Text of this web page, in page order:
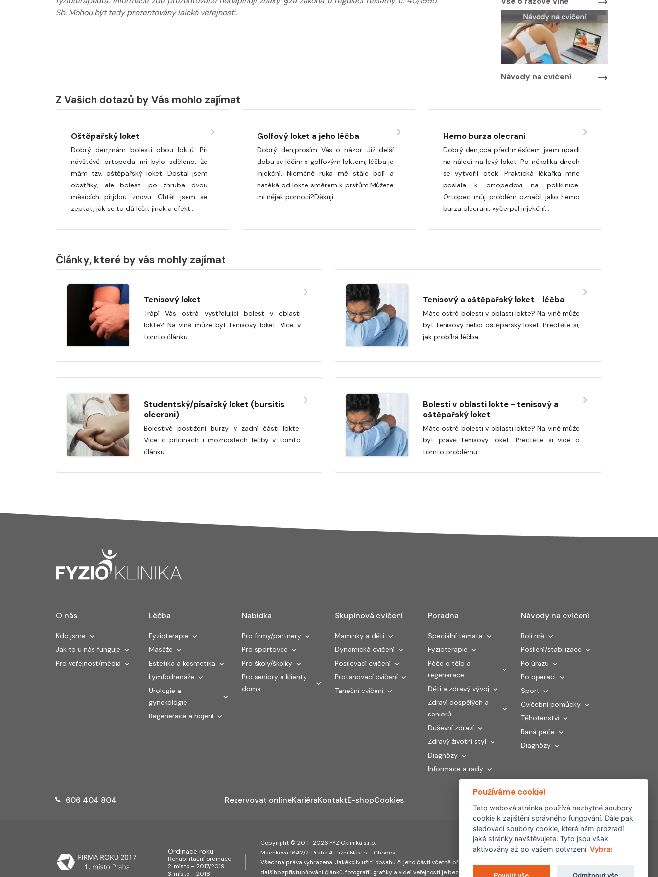
Sb. Mohou být tedy prezentovány laické veřejnosti.
Návody na cvičení
Z Vašich dotazů by Vás mohlo zajímat
Oštěpařský loket
Dobrý den,mám bolesti obou loktů. Při
návštěvě ortopeda mi bylo sděleno, že
mám tzv. oštěpařský loket. Dostal jsem
obstřiky, ale bolesti po zhruba dvou
měsících přijdou znovu. Chtěl jsem se
zeptat, jak se to dá léčit jinak a efekt…
Golfový loket a jeho léčba
Dobrý den,prosím Vás o názor. Již delší
dobu se léčím s golfovým loktem, léčba je
injekční. Nicméně ruka mě stále bolí a
natéká od lokte směrem k prstům.Můžete
mi nějak pomoci?Děkuji.
Hemo burza olecrani
Dobrý den,cca před měsícem jsem upadl
na náledí na levý loket. Po několika dnech
se vytvořil otok. Praktická lékařka mne
poslala k ortopedovi na poliklinice.
Ortoped můj problém označil jako hemo
burza olecrani, vyčerpal injekční…
Články, které by vás mohly zajímat
Tenisový loket
Trápí Vás ostrá vystřelující bolest v oblasti
lokte? Na vině může být tenisový loket. Více v
tomto článku.
Tenisový a oštěpařský loket - léčba
Máte ostré bolesti v oblasti lokte? Na vině může
být tenisový nebo oštěpařský loket. Přečtěte si,
jak probíhá léčba.
Studentský/písařský loket (bursitis
olecrani)
Bolestivé postižení burzy v zadní části lokte.
Více o příčinách i možnostech léčby v tomto
článku.
Bolesti v oblasti lokte - tenisový a
oštěpařský loket
Máte ostré bolesti v oblasti lokte? Na vině může
být právě tenisový loket. Přečtěte si více o
tomto problému.
O nás
Kdo jsme
Jak to u nás funguje
Pro veřejnost/média
Léčba
Fyzioterapie
Masáže
Estetika a kosmetika
Lymfodrenáže
Urologie a
gynekologie
Regenerace a hojení
Nabídka
Pro firmy/partnery
Pro sportovce
Pro školy/školky
Pro seniory a klienty
doma
Skupinová cvičení
Maminky a děti
Dynamická cvičení
Posilovací cvičení
Protahovací cvičení
Taneční cvičení
Poradna
Speciální témata
Fyzioterapie
Péče o tělo a
regenerace
Děti a zdravý vývoj
Zdraví dospělých a
seniorů
Duševní zdraví
Zdravý životní styl
Diagnózy
Informace a rady
Návody na cvičení
Bolí mě
Posílení/stabilizace
Po úrazu
Po operaci
Sport
Cvičební pomůcky
Těhotenství
Raná péče
Diagnózy
606 404 804 Rezervovat onlineKariéraKontaktE-shopCookies
Ordinace roku
Rehabilitační ordinace
2. místo – 2017/2019
3. místo – 2018
Copyright © 2011–2026 FYZIOklinika s.r.o.
Machkova 1642/2, Praha 4, Jižní Město – Chodov
Všechna práva vyhrazena. Jakékoliv užití obsahu či jeho částí včetně převzetí, šíření či
dalšího zpřístupňování článků, fotografií, grafiky a videí veřejnosti je bez souhlasu FYZIOklinika
Partnerské
weby:
Používáme cookie!
Tato webová stránka používá nezbytné soubory
cookie k zajištění správného fungování. Dále pak
sledovací soubory cookie, které nám prozradí
jaké stránky navštěvujete. Tyto jsou však
aktivovány až po vašem potvrzení. Vybrat
Povolit vše Odmítnout vše